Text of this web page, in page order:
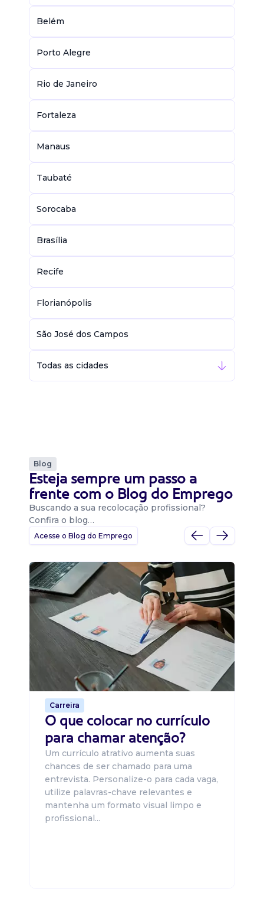
Belém
Porto Alegre
Rio de Janeiro
Fortaleza
Manaus
Taubaté
Sorocaba
Brasília
Recife
Florianópolis
São José dos Campos
Todas as cidades
Blog
Esteja sempre um passo a
frente com o Blog do Emprego
Buscando a sua recolocação profissional?
Confira o blog…
Acesse o Blog do Emprego
Carreira
O que colocar no currículo
para chamar atenção?
Um currículo atrativo aumenta suas
chances de ser chamado para uma
entrevista. Personalize-o para cada vaga,
utilize palavras-chave relevantes e
mantenha um formato visual limpo e
profissional...